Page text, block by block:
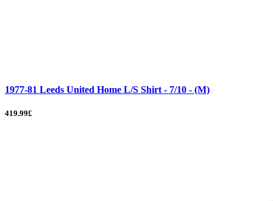
1977-81 Leeds United Home L/S Shirt - 7/10 - (M)
419.99£